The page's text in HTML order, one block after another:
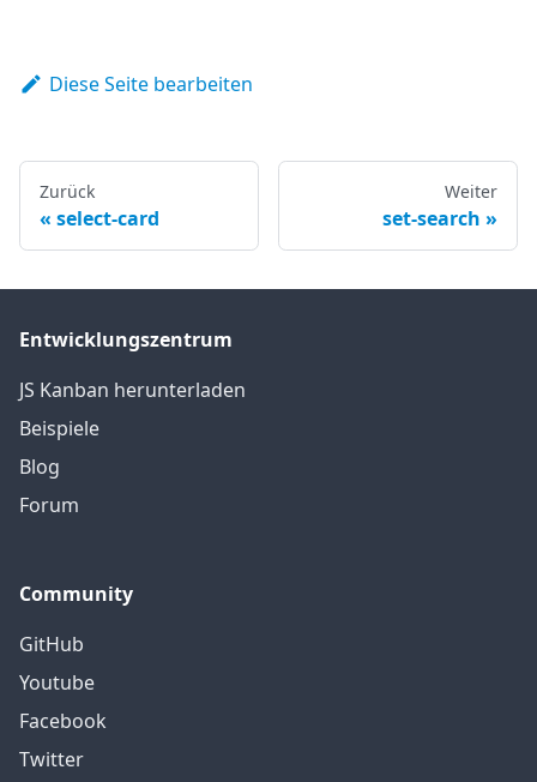
Diese Seite bearbeiten
Zurück
select-card
Weiter
set-search
Entwicklungszentrum
JS Kanban herunterladen
Beispiele
Blog
Forum
Community
GitHub
Youtube
Facebook
Twitter